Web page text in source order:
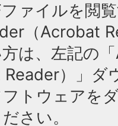
ファイルを閲
（Acrobat
は、左記の
）」ダ
トウェアを
さい。